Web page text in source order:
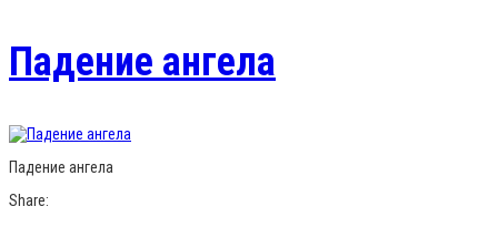
Падение ангела
Падение ангела
Share: